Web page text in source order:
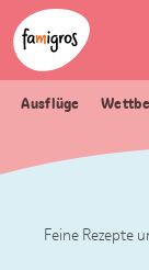
Sprungmarken
Navigation
Header
Logo
Ausflüge
Feine Rezepte